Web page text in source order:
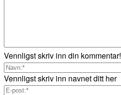
Vennligst skriv inn din kommentar!
Vennligst skriv inn navnet ditt her